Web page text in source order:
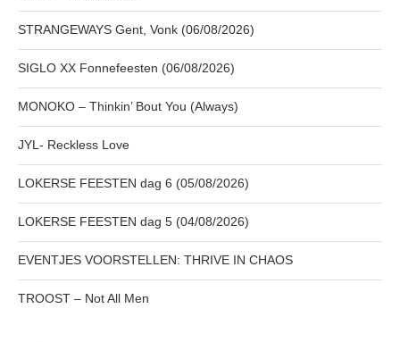
STRANGEWAYS Gent, Vonk (06/08/2026)
SIGLO XX Fonnefeesten (06/08/2026)
MONOKO – Thinkin’ Bout You (Always)
JYL- Reckless Love
LOKERSE FEESTEN dag 6 (05/08/2026)
LOKERSE FEESTEN dag 5 (04/08/2026)
EVENTJES VOORSTELLEN: THRIVE IN CHAOS
TROOST – Not All Men